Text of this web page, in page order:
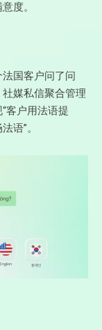
度。
国客户问了问
媒私信聚合管理
“客户用法语提
语”。